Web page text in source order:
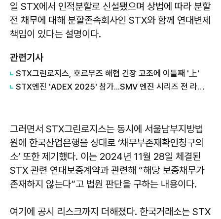
일 STX에서 인적분할로 신설됐으며 상법에 따라 분할
전 채무에 대해 분할존속회사인 STX와 함께 연대변제
책임이 있다는 설명이다.
관련기사
STX그린로지스, 호르무즈 해협 긴장 고조에 이틀째 '上'
STX엔진 'ADEX 2025' 참가...SMV 엔진 시리즈 전 라인업 공개
그러면서 STX그린로지스는 동시에 서울남부지방법
원에 한국산업은행을 상대로 ‘채무부존재확인청구의
소’ 또한 제기했다. 이는 2024년 11월 28일 체결된
STX 관련 연대보증계약과 관련해 “해당 보증채무가
존재하지 않는다”고 법원 판단을 구하는 내용이다.
여기에 공시 리스크까지 더해졌다. 한국거래소는 STX